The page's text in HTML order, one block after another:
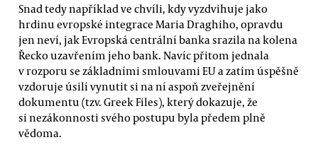
Snad tedy například ve chvíli, kdy vyzdvihuje jako
hrdinu evropské integrace Maria Draghiho, opravdu
jen neví, jak Evropská centrální banka srazila na kolena
Řecko uzavřením jeho bank. Navíc přitom jednala
v rozporu se základními smlouvami EU a zatím úspěšně
vzdoruje úsilí vynutit si na ní aspoň zveřejnění
dokumentu (tzv. Greek Files), který dokazuje, že
si nezákonnosti svého postupu byla předem plně
vědoma.